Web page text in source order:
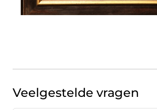
Veelgestelde vragen